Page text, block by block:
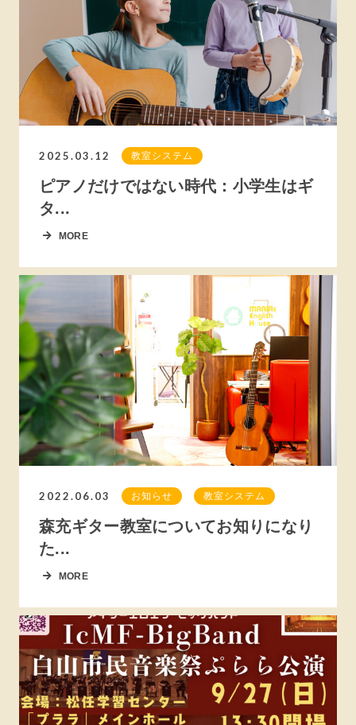
2025.03.12 教室システム
ピアノだけではない時代：小学生はギ
タ...
MORE
2022.06.03 お知らせ 教室システム
森充ギター教室についてお知りになり
た...
MORE